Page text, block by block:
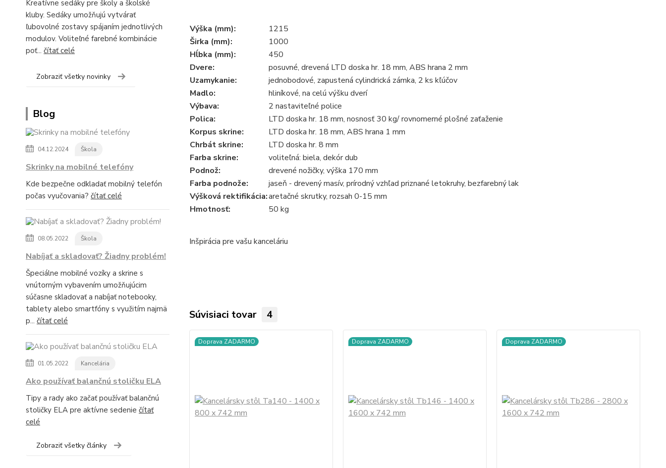
Kreatívne sedáky pre školy a školské
kluby. Sedáky umožňujú vytvárať
ľubovolné zostavy spájaním jednotlivých
modulov. Voliteľné farebné kombinácie
poť... čítať celé
Zobraziť všetky novinky
Blog
04.12.2024 Škola
Skrinky na mobilné telefóny
Kde bezpečne odkladať mobilný telefón
počas vyučovania? čítať celé
08.05.2022 Škola
Nabíjať a skladovať? Žiadny problém!
Špeciálne mobilné vozíky a skrine s
vnútorným vybavením umožňujúcim
súčasne skladovať a nabíjať notebooky,
tablety alebo smartfóny s využitím najmä
p... čítať celé
01.05.2022 Kancelária
Ako používať balančnú stoličku ELA
Tipy a rady ako začať používať balančnú
stoličky ELA pre aktívne sedenie čítať
celé
Zobraziť všetky články
Výška (mm):
1215
Širka (mm):
1000
Hĺbka (mm):
450
Dvere:
posuvné, drevená LTD doska hr. 18 mm, ABS hrana 2 mm
Uzamykanie:
jednobodové, zapustená cylindrická zámka, 2 ks kľúčov
Madlo:
hliníkové, na celú výšku dverí
Výbava:
2 nastaviteľné police
Polica:
LTD doska hr. 18 mm, nosnosť 30 kg/ rovnomerné plošné zaťaženie
Korpus skrine:
LTD doska hr. 18 mm, ABS hrana 1 mm
Chrbát skrine:
LTD doska hr. 8 mm
Farba skrine:
voliteľná: biela, dekór dub
Podnož:
drevené nožičky, výška 170 mm
Farba podnože:
jaseň - drevený masív, prírodný vzhľad priznané letokruhy, bezfarebný lak
Výšková rektifikácia:aretačné skrutky, rozsah 0-15 mm
Hmotnosť:
50 kg
Inšpirácia pre vašu kanceláriu
Súvisiaci tovar 4
Doprava ZADARMO Doprava ZADARMO Doprava ZADARMO